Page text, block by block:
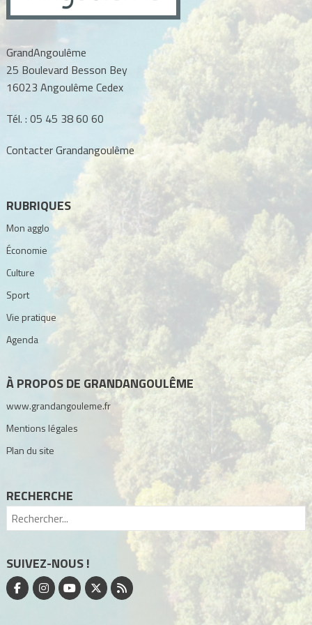
GrandAngoulême
25 Boulevard Besson Bey
16023 Angoulême Cedex
Tél. : 05 45 38 60 60
Contacter Grandangoulême
RUBRIQUES
Mon agglo
Économie
Culture
Sport
Vie pratique
Agenda
À PROPOS DE GRANDANGOULÊME
www.grandangouleme.fr
Mentions légales
Plan du site
RECHERCHE
SUIVEZ-NOUS !